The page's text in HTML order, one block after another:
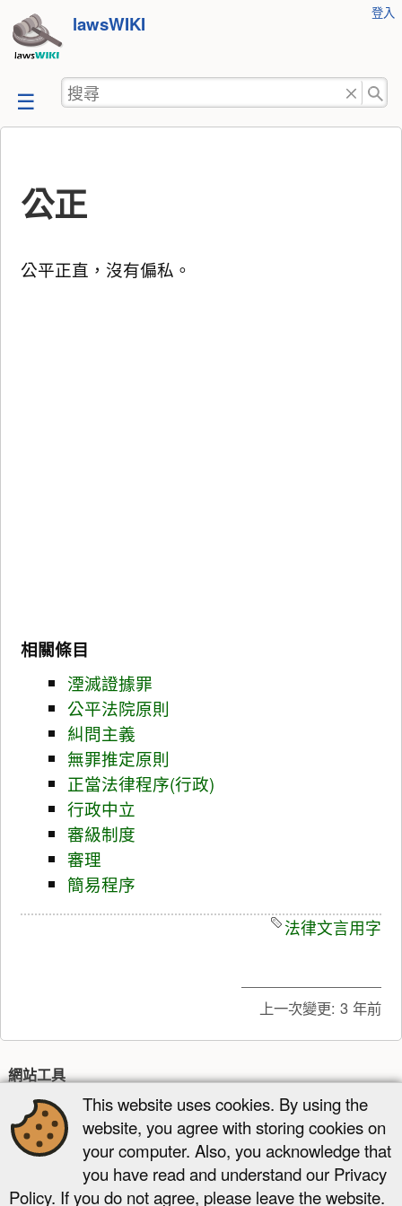
跳
至
容
lawsWIKI
工
登入
搜
尋
公正
公平正直，沒有偏私。
相關條目
湮滅證據罪
公平法院原則
糾問主義
無罪推定原則
正當法律程序(行政)
行政中立
審級制度
審理
簡易程序
法律文言用字
上一次變更: 3 年前
網站工具
最近更新 多媒體管理器 網站地圖
頁面工具
舊版 反向連結 回到頁頂
This website uses cookies. By using the
website, you agree with storing cookies on
your computer. Also, you acknowledge that
you have read and understand our Privacy
Policy. If you do not agree, please leave the website.